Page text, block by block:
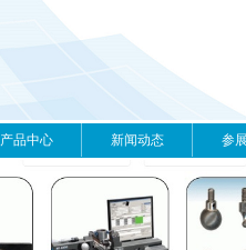
产品中心 新闻动态 参